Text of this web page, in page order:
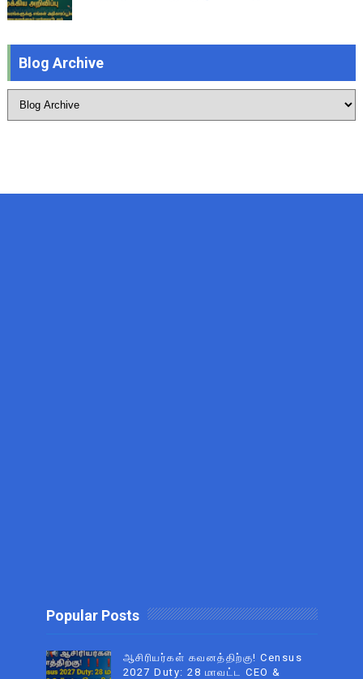
Blog Archive
Popular Posts
ஆசிரியர்கள் கவனத்திற்கு! Census
2027 Duty: 28 மாவட்ட CEO &